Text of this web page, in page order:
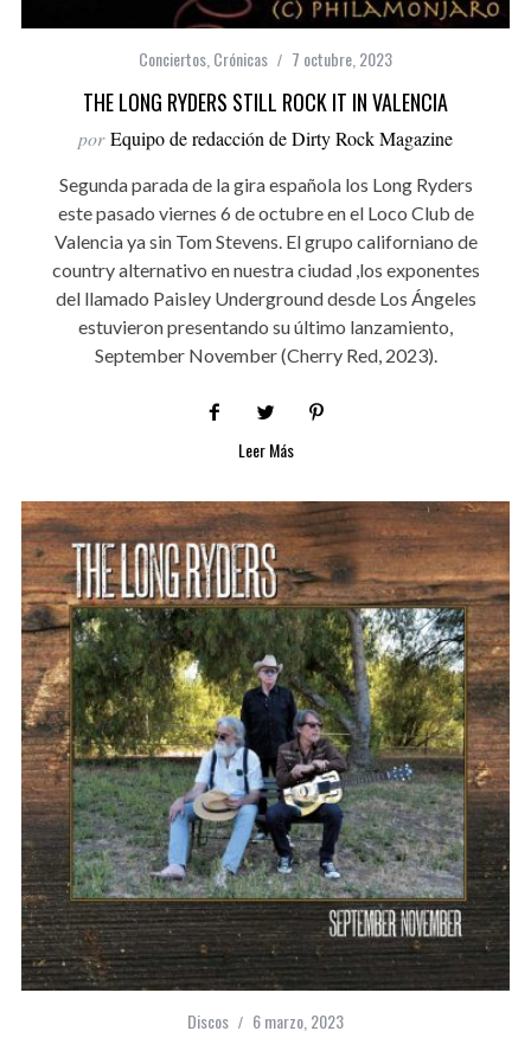
Conciertos,Crónicas 7 octubre, 2023
THE LONG RYDERS STILL ROCK IT IN VALENCIA
por Equipo de redacción de Dirty Rock Magazine
Segunda parada de la gira española los Long Ryders
este pasado viernes 6 de octubre en el Loco Club de
Valencia ya sin Tom Stevens. El grupo californiano de
country alternativo en nuestra ciudad ,los exponentes
del llamado Paisley Underground desde Los Ángeles
estuvieron presentando su último lanzamiento,
September November (Cherry Red, 2023).
Leer Más
Discos 6 marzo, 2023